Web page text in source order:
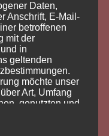
Daten,
Anschrift, E-Mail-
betroffenen
mit der
in
geltenden
möchte unser
Art, Umfang
genutzten und
Personen